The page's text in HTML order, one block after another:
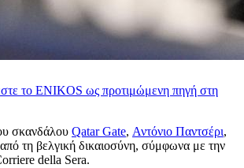
το ENIKOS ως προτιμώμενη πηγή στη
σκανδάλου Qatar Gate, Αντόνιο Παντσέρι,
τη βελγική δικαιοσύνη, σύμφωνα με την
della Sera.